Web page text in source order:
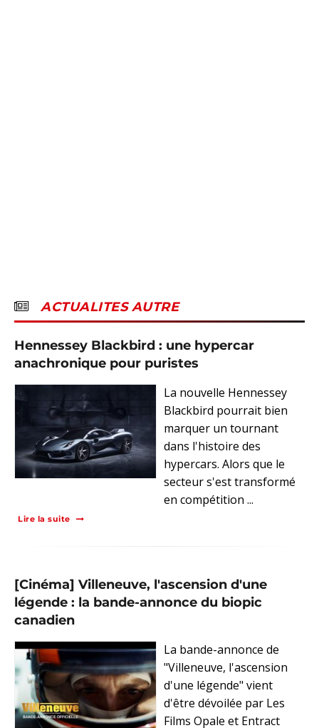
ACTUALITES AUTRE
Hennessey Blackbird : une hypercar
anachronique pour puristes
La nouvelle Hennessey
Blackbird pourrait bien
marquer un tournant
dans l'histoire des
hypercars. Alors que le
secteur s'est transformé
en compétition ...
Lire la suite
[Cinéma] Villeneuve, l'ascension d'une
légende : la bande-annonce du biopic
canadien
La bande-annonce de
"Villeneuve, l'ascension
d'une légende" vient
d'être dévoilée par Les
Films Opale et Entract